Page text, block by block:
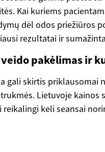
Kai kuriems
dėl odos priežiūros
rezultatai ir
pakėlimas ir
gali skirtis priklausomai
Lietuvoje kainos
reikalingi keli seansai